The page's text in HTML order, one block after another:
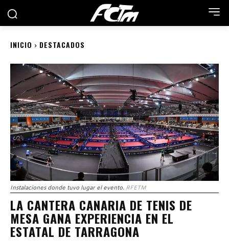
INICIO DESTACADOS
Instalaciones donde tuvo lugar el evento. RFETM
LA CANTERA CANARIA DE TENIS DE
MESA GANA EXPERIENCIA EN EL
ESTATAL DE TARRAGONA